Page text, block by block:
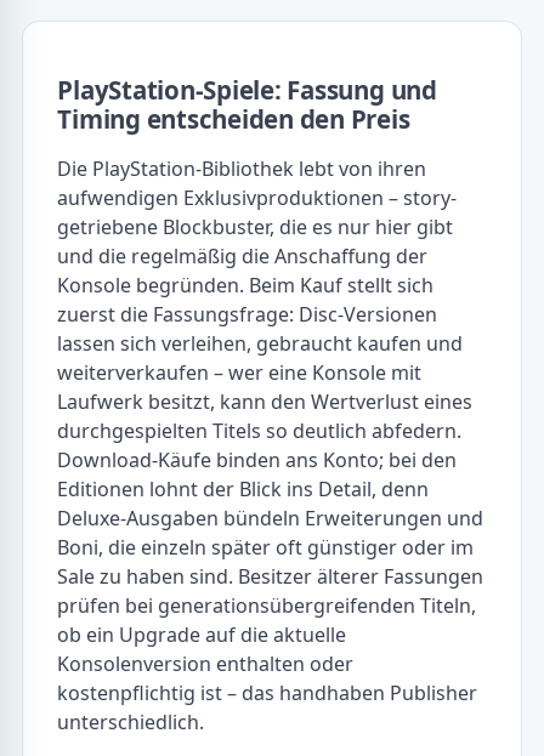
PlayStation-Spiele: Fassung und
Timing entscheiden den Preis
Die PlayStation-Bibliothek lebt von ihren
aufwendigen Exklusivproduktionen – story-
getriebene Blockbuster, die es nur hier gibt
und die regelmäßig die Anschaffung der
Konsole begründen. Beim Kauf stellt sich
zuerst die Fassungsfrage: Disc-Versionen
lassen sich verleihen, gebraucht kaufen und
weiterverkaufen – wer eine Konsole mit
Laufwerk besitzt, kann den Wertverlust eines
durchgespielten Titels so deutlich abfedern.
Download-Käufe binden ans Konto; bei den
Editionen lohnt der Blick ins Detail, denn
Deluxe-Ausgaben bündeln Erweiterungen und
Boni, die einzeln später oft günstiger oder im
Sale zu haben sind. Besitzer älterer Fassungen
prüfen bei generationsübergreifenden Titeln,
ob ein Upgrade auf die aktuelle
Konsolenversion enthalten oder
kostenpflichtig ist – das handhaben Publisher
unterschiedlich.